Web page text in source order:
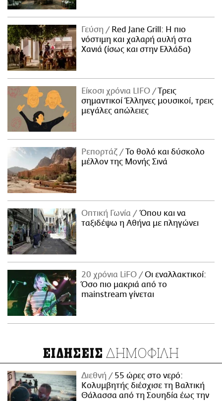
Γεύση
Red Jane Grill: Η πιο
νόστιμη και χαλαρή αυλή στα
Χανιά (ίσως και στην Ελλάδα)
Είκοσι χρόνια LIFO
Tρεις
σημαντικοί Έλληνες μουσικοί, τρεις
μεγάλες απώλειες
Ρεπορτάζ
Το θολό και δύσκολο
μέλλον της Μονής Σινά
Οπτική Γωνία
Όπου και να
ταξιδέψω η Αθήνα με πληγώνει
20 χρόνια LiFO
Οι εναλλακτικοί:
Όσο πιο μακριά από το
mainstream γίνεται
ΕΙΔΗΣΕΙΣ ΔΗΜΟΦΙΛΗ
Διεθνή
55 ώρες στο νερό:
Κολυμβητής διέσχισε τη Βαλτική
Θάλασσα από τη Σουηδία έως την